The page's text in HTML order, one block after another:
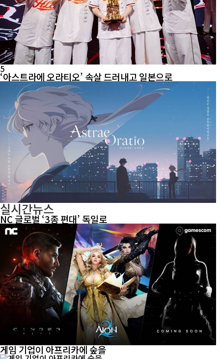
5
‘아스트라에 오라티오’ 속살 드러내고 일본으로
실시간뉴스
NC 글로벌 ‘3종 편대’ 독일로
게임 기업이 아프리카에 숲을